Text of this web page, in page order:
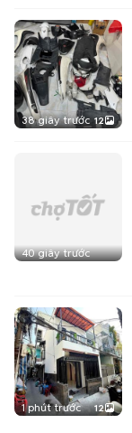
38 giây trước 12
40 giây trước
1 phút trước 12